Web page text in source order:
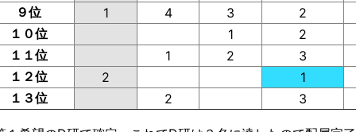
９位
1 4 3
2
１０位
1 2
１１位
1 2
3
１２位
2 1
１３位
2 3